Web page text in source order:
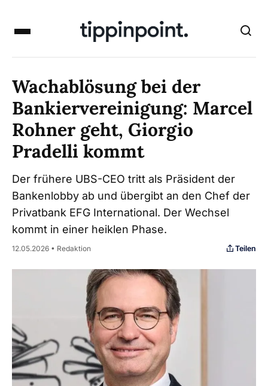
Wachablösung bei der
Bankiervereinigung: Marcel
Rohner geht, Giorgio
Pradelli kommt
Der frühere UBS-CEO tritt als Präsident der
Bankenlobby ab und übergibt an den Chef der
Privatbank EFG International. Der Wechsel
kommt in einer heiklen Phase.
12.05.2026 • Redaktion Teilen